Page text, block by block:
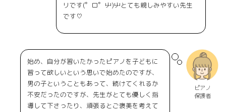
リです(゜ロ゜屮)屮とても親しみやすい先生
です♡
ピアノ
保護者
始め、自分が習いたかったピアノを子どもに
習って欲しいという思いで始めたのですが、
男の子ということもあって、続けてくれるか
不安だったのですが、先生がとても優しく指
導して下さったり、頑張るとご褒美を考えて